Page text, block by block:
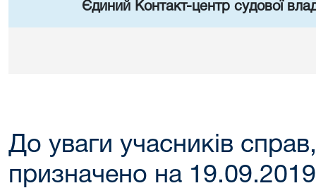
Єдиний Контакт-центр судової
До уваги учасників
призначено на